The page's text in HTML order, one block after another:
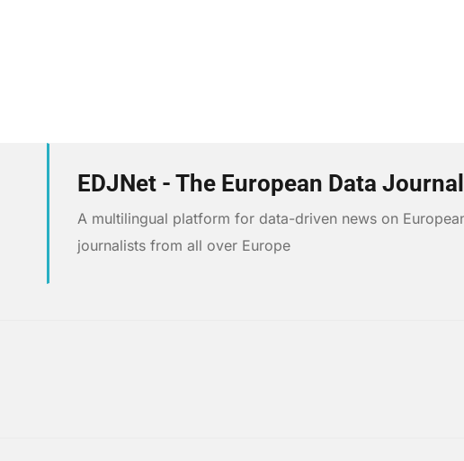
EDJNet - The European Data
A multilingual platform for data-driven news on
journalists from all over Europe